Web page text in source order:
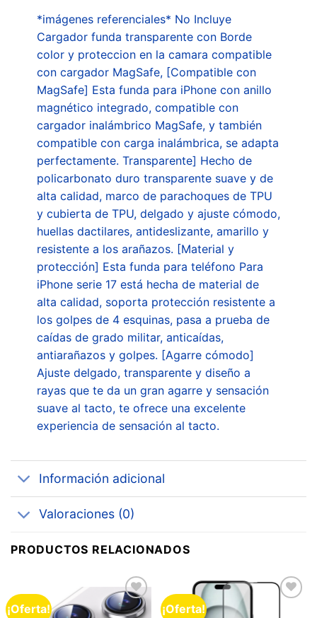
*imágenes referenciales* No Incluye
Cargador funda transparente con Borde
color y proteccion en la camara compatible
con cargador MagSafe, [Compatible con
MagSafe] Esta funda para iPhone con anillo
magnético integrado, compatible con
cargador inalámbrico MagSafe, y también
compatible con carga inalámbrica, se adapta
perfectamente. Transparente] Hecho de
policarbonato duro transparente suave y de
alta calidad, marco de parachoques de TPU
y cubierta de TPU, delgado y ajuste cómodo,
huellas dactilares, antideslizante, amarillo y
resistente a los arañazos. [Material y
protección] Esta funda para teléfono Para
iPhone serie 17 está hecha de material de
alta calidad, soporta protección resistente a
los golpes de 4 esquinas, pasa a prueba de
caídas de grado militar, anticaídas,
antiarañazos y golpes. [Agarre cómodo]
Ajuste delgado, transparente y diseño a
rayas que te da un gran agarre y sensación
suave al tacto, te ofrece una excelente
experiencia de sensación al tacto.
Información adicional
Valoraciones (0)
PRODUCTOS RELACIONADOS
¡Oferta!
Añadir
¡Oferta!